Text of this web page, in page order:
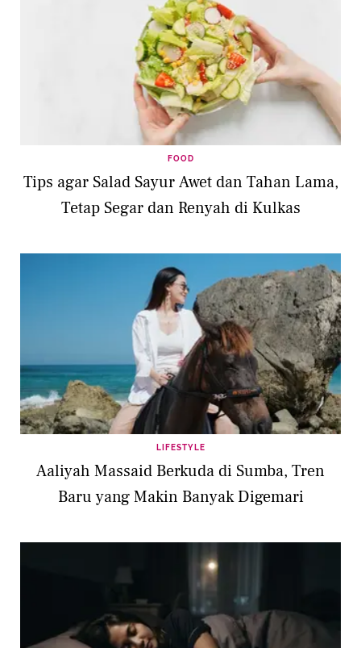
FOOD
Tips agar Salad Sayur Awet dan Tahan Lama,
Tetap Segar dan Renyah di Kulkas
LIFESTYLE
Aaliyah Massaid Berkuda di Sumba, Tren
Baru yang Makin Banyak Digemari